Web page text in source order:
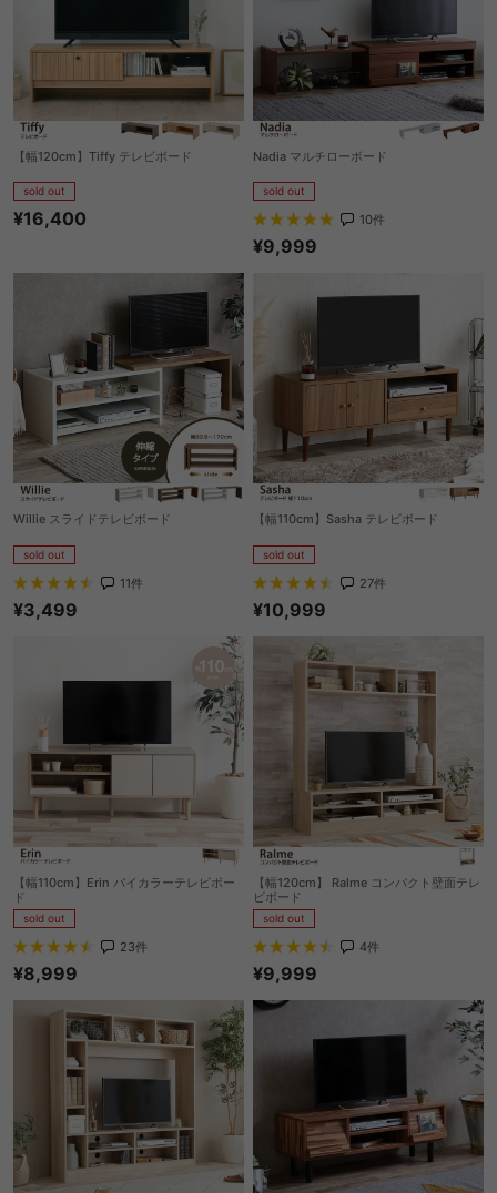
【幅120cm】Tiffy テレビボード
sold out
¥16,400
Nadia マルチローボード
sold out
10件
¥9,999
Willie スライドテレビボード
sold out
11件
¥3,499
【幅110cm】Sasha テレビボード
sold out
27件
¥10,999
【幅110cm】Erin バイカラーテレビボー
ド
sold out
23件
¥8,999
【幅120cm】 Ralme コンパクト壁面テレ
ビボード
sold out
4件
¥9,999